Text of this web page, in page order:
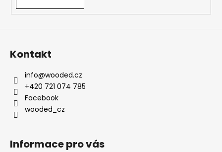
Kontakt
info@wooded.cz
+420 721 074 785
Facebook
wooded_cz
Informace pro vás